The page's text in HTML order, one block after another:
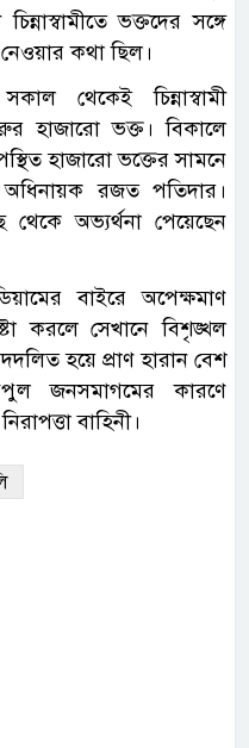
ভক্তদের সঙ্গে
কথা ছিল।
থেকেই চিন্নাস্বামী
হাজারো ভক্ত। বিকালে
হাজারো ভক্তের সামনে
অধিনায়ক রজত পতিদার।
থেকে অভ্যর্থনা পেয়েছেন
বাইরে অপেক্ষমাণ
করলে সেখানে বিশৃঙ্খল
হয়ে প্রাণ হারান বেশ
জনসমাগমের কারণে
বাহিনী।